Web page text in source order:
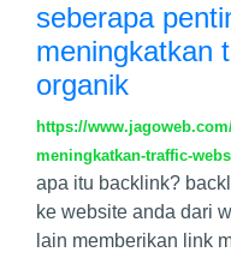
seberapa
meningkatkan
organik
https://
meningkatkan-traffic-
apa itu backlink?
ke website anda dari
lain memberikan link